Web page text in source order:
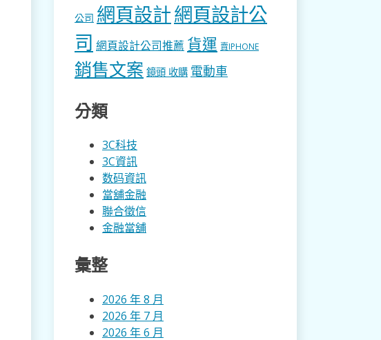
公司 網頁設計網頁設計公
司 網頁設計公司推薦 貨運 賣IPHONE
銷售文案 鏡頭 收購 電動車
分類
3C科技
3C資訊
数码資訊
當舖金融
聯合徵信
金融當舖
彙整
2026 年 8 月
2026 年 7 月
2026 年 6 月